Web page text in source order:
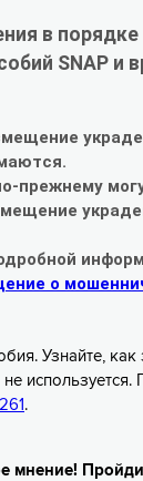
в
SNAP и
прежнему
о
Узнайте, как
используется.
.
мнение!